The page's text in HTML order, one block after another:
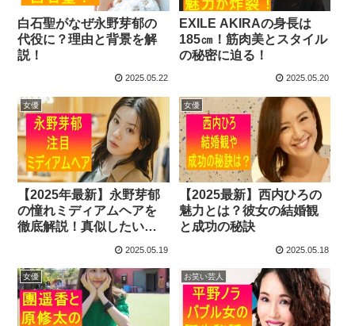
白石聖がなぜ永野芽郁の
代役に？理由と背景を解
説！
2025.05.22
EXILE AKIRAの身長は
185㎝！筋肉美とスタイル
の秘密に迫る！
2025.05.20
女優
【2025年最新】永野芽郁
の憧れミディアムヘアを
徹底解説！真似したいヘ
2025.05.19
女優
【2025最新】西内ひろの
魅力とは？彼女の結婚観
と成功の秘訣
2025.05.18
女優 お笑い芸人